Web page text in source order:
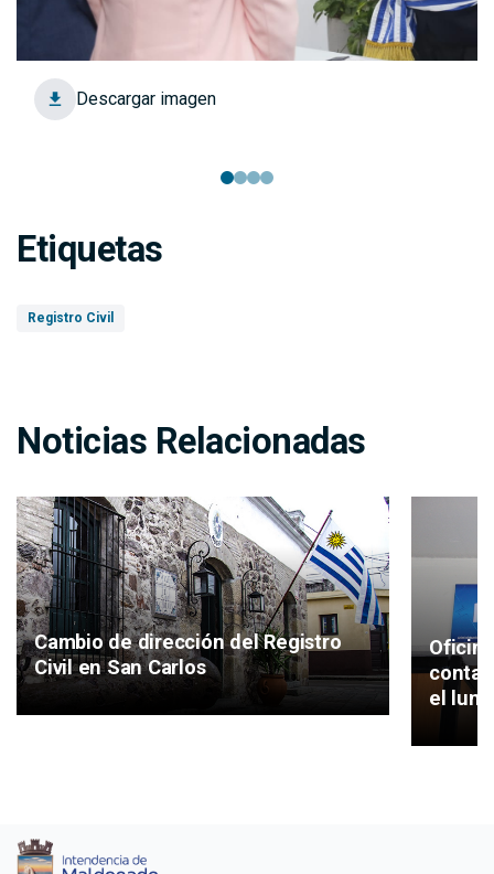
Descargar imagen
Etiquetas
Registro Civil
Noticias Relacionadas
Cambio de dirección del Registro
Civil en San Carlos
el